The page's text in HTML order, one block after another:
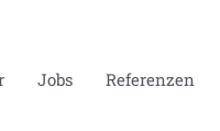
Jobs Referenzen